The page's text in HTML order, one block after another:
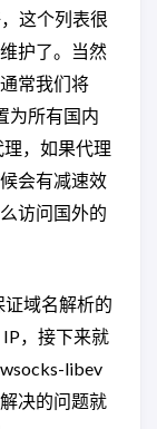
这个列表很
护了。当然
常我们将
为所有国内
，如果代理
会有减速效
访问国外的
证域名解析的
，接下来就
libev
决的问题就